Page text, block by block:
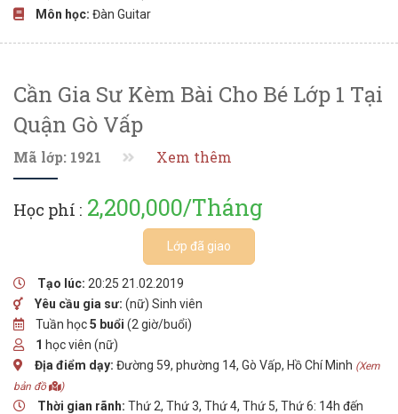
Môn học: Đàn Guitar
Cần Gia Sư Kèm Bài Cho Bé Lớp 1 Tại
Quận Gò Vấp
Mã lớp: 1921 Xem thêm
Học phí : 2,200,000/Tháng
Lớp đã giao
Tạo lúc: 20:25 21.02.2019
Yêu cầu gia sư: (nữ) Sinh viên
Tuần học5 buổi (2 giờ/buổi)
1 học viên (nữ)
Địa điểm dạy: Đường 59, phường 14, Gò Vấp, Hồ Chí Minh (Xem
bản đồ
)
Thời gian rãnh: Thứ 2, Thứ 3, Thứ 4, Thứ 5, Thứ 6: 14h đến